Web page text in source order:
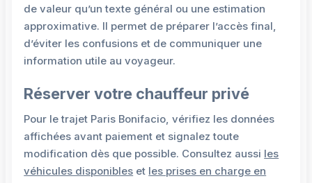
de valeur qu’un texte général ou une estimation
approximative. Il permet de préparer l’accès final,
d’éviter les confusions et de communiquer une
information utile au voyageur.
Réserver votre chauffeur privé
Pour le trajet Paris Bonifacio, vérifiez les données
affichées avant paiement et signalez toute
modification dès que possible. Consultez aussi les
véhicules disponibles et les prises en charge en